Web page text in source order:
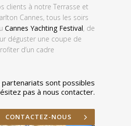
clients à notre Terrasse et
Cannes, tous les soirs
Cannes Yachting Festival, de
déguster une coupe de
d’un cadre
partenariats sont possibles
pas à nous contacter.
CONTACTEZ-NOUS